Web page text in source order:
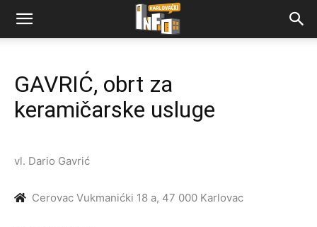
GAVRIĆ, obrt za
keramičarske usluge
vl. Dario Gavrić
Cerovac Vukmanićki 18 a, 47 000 Karlovac